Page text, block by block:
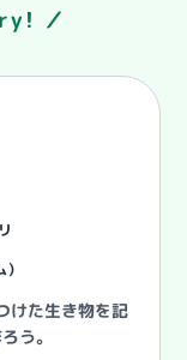
／
けた生き物を記
う。